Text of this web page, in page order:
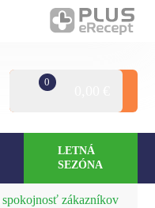
0
LETNÁ
SEZÓNA
spokojnosť zákazníkov